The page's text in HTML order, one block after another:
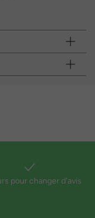
pour changer d'avis